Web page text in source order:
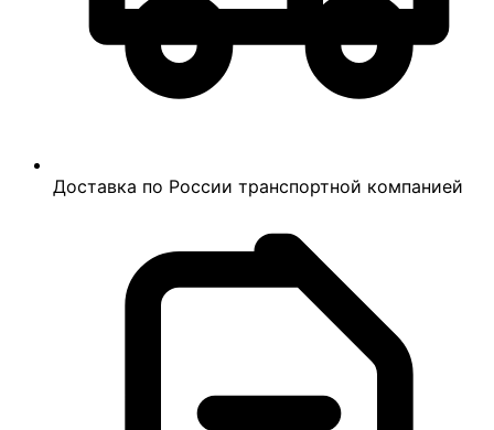
Доставка по России транспортной компанией